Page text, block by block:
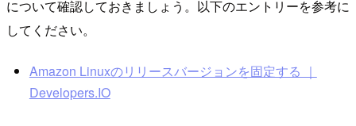
について確認しておきましょう。以下のエントリーを参考に
してください。
Amazon Linuxのリリースバージョンを固定する ｜
Developers.IO